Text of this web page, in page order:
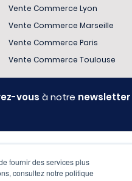
fournir des services plus
consultez notre politique
Vente Commerce Lyon
Vente Commerce Marseille
Vente Commerce Paris
Vente Commerce Toulouse
vous à notre newsletter